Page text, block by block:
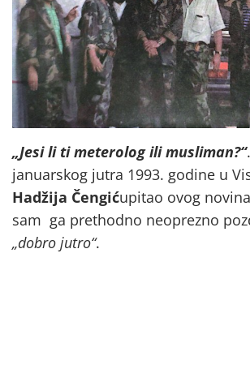
„Jesi li ti meterolog ili musliman?“
januarskog jutra 1993. godine u
Hadžija Čengićupitao ovog
sam ga prethodno neoprezno
„dobro jutro“.